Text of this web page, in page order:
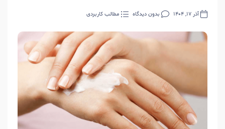
آذر 17, 1404 بدون دیدگاه مطالب کاربردی